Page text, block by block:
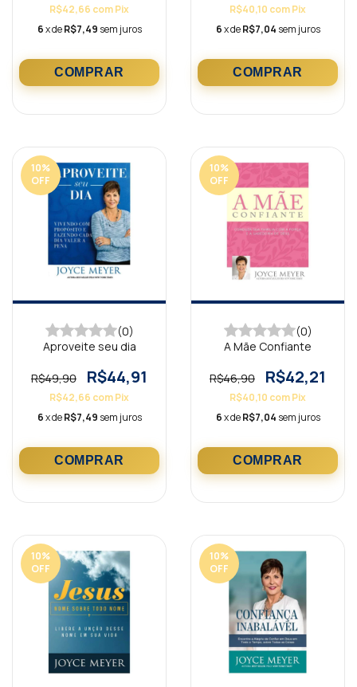
R$42,66 comPix
6x deR$7,49 sem juros
R$40,10 comPix
6x deR$7,04 sem juros
10%
OFF
(0)
Aproveite seu dia
R$49,90 R$44,91
R$42,66 comPix
6x deR$7,49 sem juros
10%
OFF
(0)
A Mãe Confiante
R$46,90 R$42,21
R$40,10 comPix
6x deR$7,04 sem juros
10%
OFF
10%
OFF